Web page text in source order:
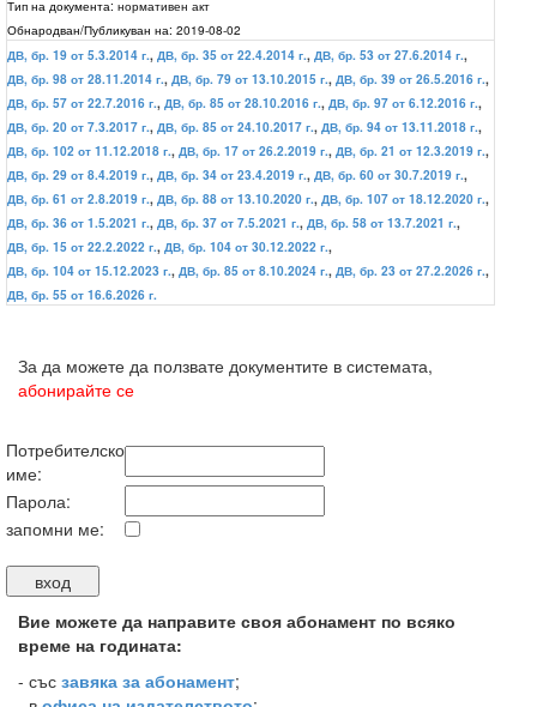
Тип на документа: нормативен акт
Обнародван/Публикуван на: 2019-08-02
ДВ, бр. 19 от 5.3.2014 г., ДВ, бр. 35 от 22.4.2014 г., ДВ, бр. 53 от 27.6.2014 г.,
ДВ, бр. 98 от 28.11.2014 г., ДВ, бр. 79 от 13.10.2015 г., ДВ, бр. 39 от 26.5.2016 г.,
ДВ, бр. 57 от 22.7.2016 г., ДВ, бр. 85 от 28.10.2016 г., ДВ, бр. 97 от 6.12.2016 г.,
ДВ, бр. 20 от 7.3.2017 г., ДВ, бр. 85 от 24.10.2017 г., ДВ, бр. 94 от 13.11.2018 г.,
ДВ, бр. 102 от 11.12.2018 г., ДВ, бр. 17 от 26.2.2019 г., ДВ, бр. 21 от 12.3.2019 г.,
ДВ, бр. 29 от 8.4.2019 г., ДВ, бр. 34 от 23.4.2019 г., ДВ, бр. 60 от 30.7.2019 г.,
ДВ, бр. 61 от 2.8.2019 г., ДВ, бр. 88 от 13.10.2020 г., ДВ, бр. 107 от 18.12.2020 г.,
ДВ, бр. 36 от 1.5.2021 г., ДВ, бр. 37 от 7.5.2021 г., ДВ, бр. 58 от 13.7.2021 г.,
ДВ, бр. 15 от 22.2.2022 г., ДВ, бр. 104 от 30.12.2022 г.,
ДВ, бр. 104 от 15.12.2023 г., ДВ, бр. 85 от 8.10.2024 г., ДВ, бр. 23 от 27.2.2026 г.,
ДВ, бр. 55 от 16.6.2026 г.
За да можете да ползвате документите в системата,
абонирайте се
Потребителско
име:
Парола:
запомни ме:
Вие можете да направите своя абонамент по всяко
време на годината:
- със завяка за абонамент;